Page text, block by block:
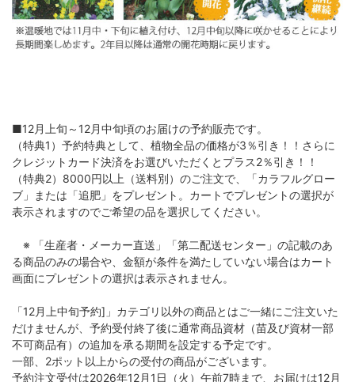
■12月上旬～12月中旬頃のお届けの予約販売です。
（特典1）予約特典として、植物全品の価格が3％引き！！さらに
クレジットカード決済をお選びいただくとプラス2％引き！！
（特典2）8000円以上（送料別）のご注文で、「カラフルグロー
ブ」または「追肥」をプレゼント。カートでプレゼントの選択が
表示されますのでご希望の品を選択してください。
※ 「生産者・メーカー直送」「第二配送センター」の記載のあ
る商品のみの場合や、金額が条件を満たしていない場合はカート
画面にプレゼントの選択は表示されません。
「12月上中旬予約]」カテゴリ以外の商品とはご一緒にご注文いた
だけませんが、予約受付終了後に通常商品資材（苗及び資材一部
不可商品有）の追加を承る期間を設定する予定です。
一部、2ポット以上からの受付の商品がございます。
予約注文受付は2026年12月1日（火）午前7時まで、お届けは12月